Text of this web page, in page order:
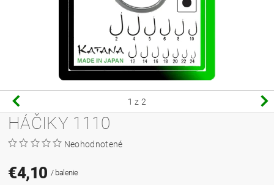
1 z 2
HÁČIKY 1110
Neohodnotené
€4,10/ balenie